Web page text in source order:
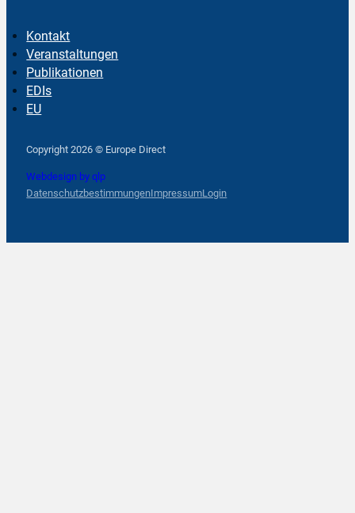
Kontakt
Veranstaltungen
Publikationen
EDIs
EU
Copyright 2026 © Europe Direct
Webdesign by qlp
DatenschutzbestimmungenImpressumLogin